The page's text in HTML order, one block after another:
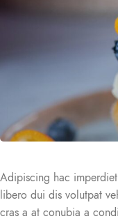
Adipiscing hac
libero dui dis volutpat
cras a at conubia a